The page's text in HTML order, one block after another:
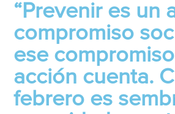
“Prevenir es un
compromiso
ese
acción cuenta.
febrero es